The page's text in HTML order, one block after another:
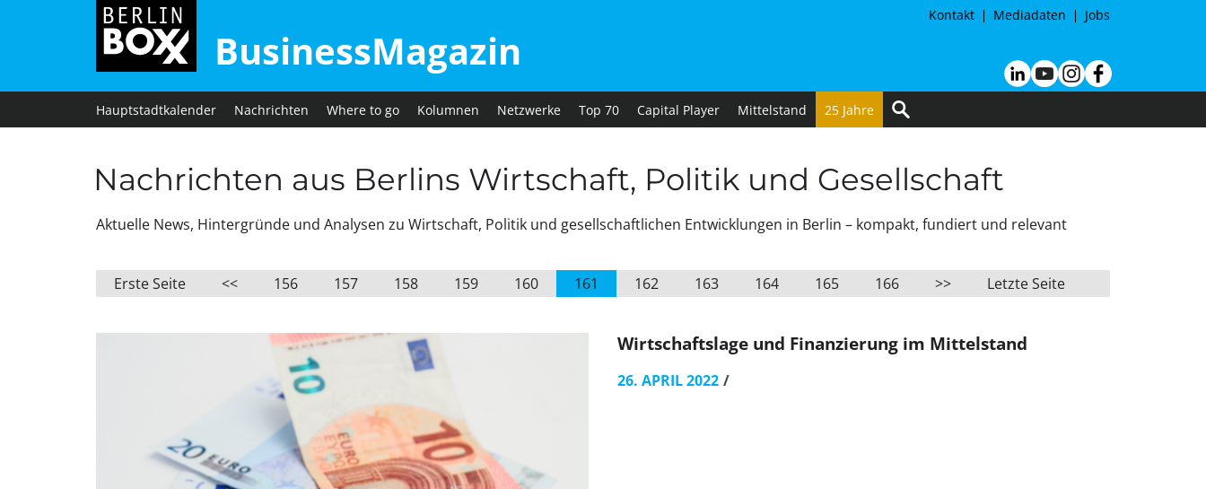
BusinessMagazin
Kontakt Mediadaten Jobs
Hauptstadtkalender Nachrichten Where to go Kolumnen Netzwerke Top 70 Capital Player Mittelstand 25 Jahre
Nachrichten aus Berlins Wirtschaft, Politik und Gesellschaft
Aktuelle News, Hintergründe und Analysen zu Wirtschaft, Politik und gesellschaftlichen Entwicklungen in Berlin – kompakt, fundiert und relevant
Erste Seite << 156 157 158 159 160 161 162 163 164 165 166 >> Letzte Seite
Wirtschaftslage und Finanzierung im Mittelstand
26. APRIL 2022